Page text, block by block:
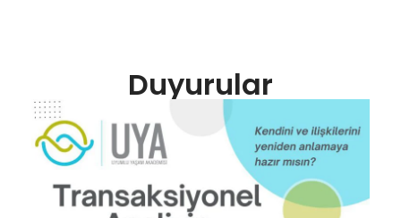
Duyurular